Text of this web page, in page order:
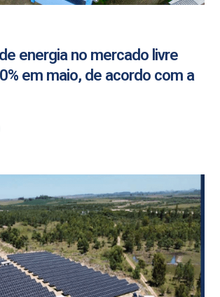
energia no mercado livre
em maio, de acordo com a